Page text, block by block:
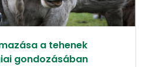
a tehenek
gondozásában